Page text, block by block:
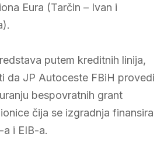
Eura (Tarčin – Ivan i
putem kreditnih linija,
da JP Autoceste FBiH provedi
bespovratnih grant
čija se izgradnja finansira
i EIB-a.